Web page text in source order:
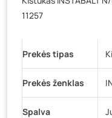
K. Donelaičio g.
Šaltupės g. 64,
11257
Prekės tipas
Prekės ženklas
Spalva